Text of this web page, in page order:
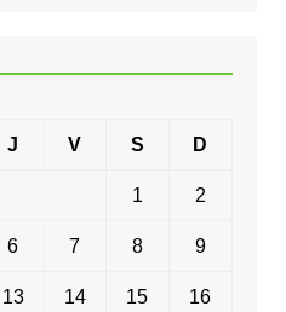
J V S D
1 2
6 7 8 9
13 14 15 16